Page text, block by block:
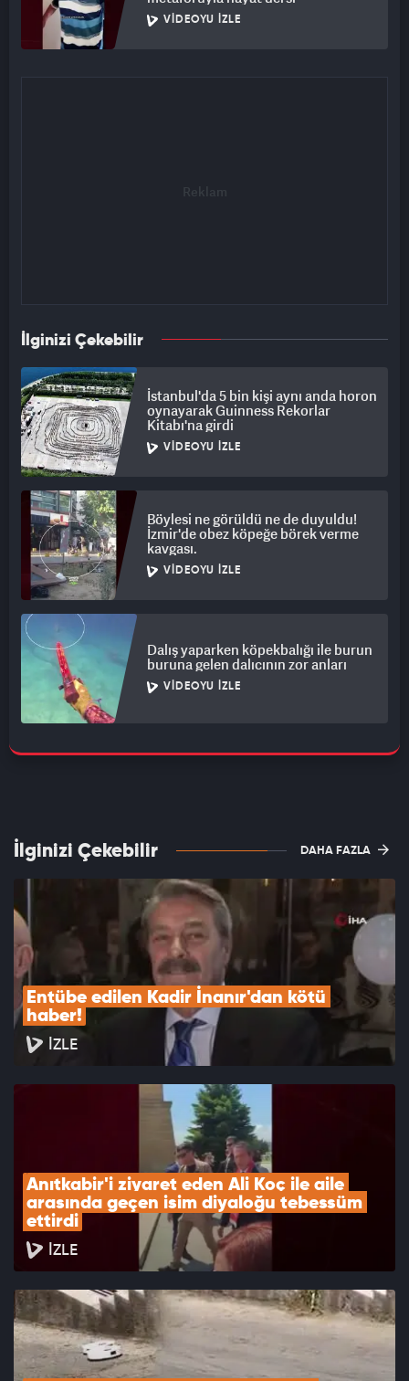
VIDEOYU İZLE
İlginizi Çekebilir
İstanbul'da 5 bin kişi aynı anda horon
oynayarak Guinness Rekorlar
Kitabı'na girdi
VIDEOYU İZLE
Böylesi ne görüldü ne de duyuldu!
İzmir'de obez köpeğe börek verme
kavgası.
VIDEOYU İZLE
Dalış yaparken köpekbalığı ile burun
buruna gelen dalıcının zor anları
VIDEOYU İZLE
İlginizi Çekebilir DAHA FAZLA
Entübe edilen Kadir İnanır'dan kötü
haber!
İZLE
Anıtkabir'i ziyaret eden Ali Koç ile aile
arasında geçen isim diyaloğu tebessüm
ettirdi
İZLE